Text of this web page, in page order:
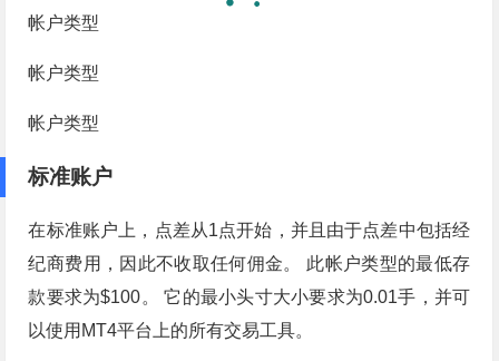
帐户类型
帐户类型
帐户类型
标准账户
在标准账户上，点差从1点开始，并且由于点差中包括经
纪商费用，因此不收取任何佣金。 此帐户类型的最低存
款要求为$100。 它的最小头寸大小要求为0.01手，并可
以使用MT4平台上的所有交易工具。